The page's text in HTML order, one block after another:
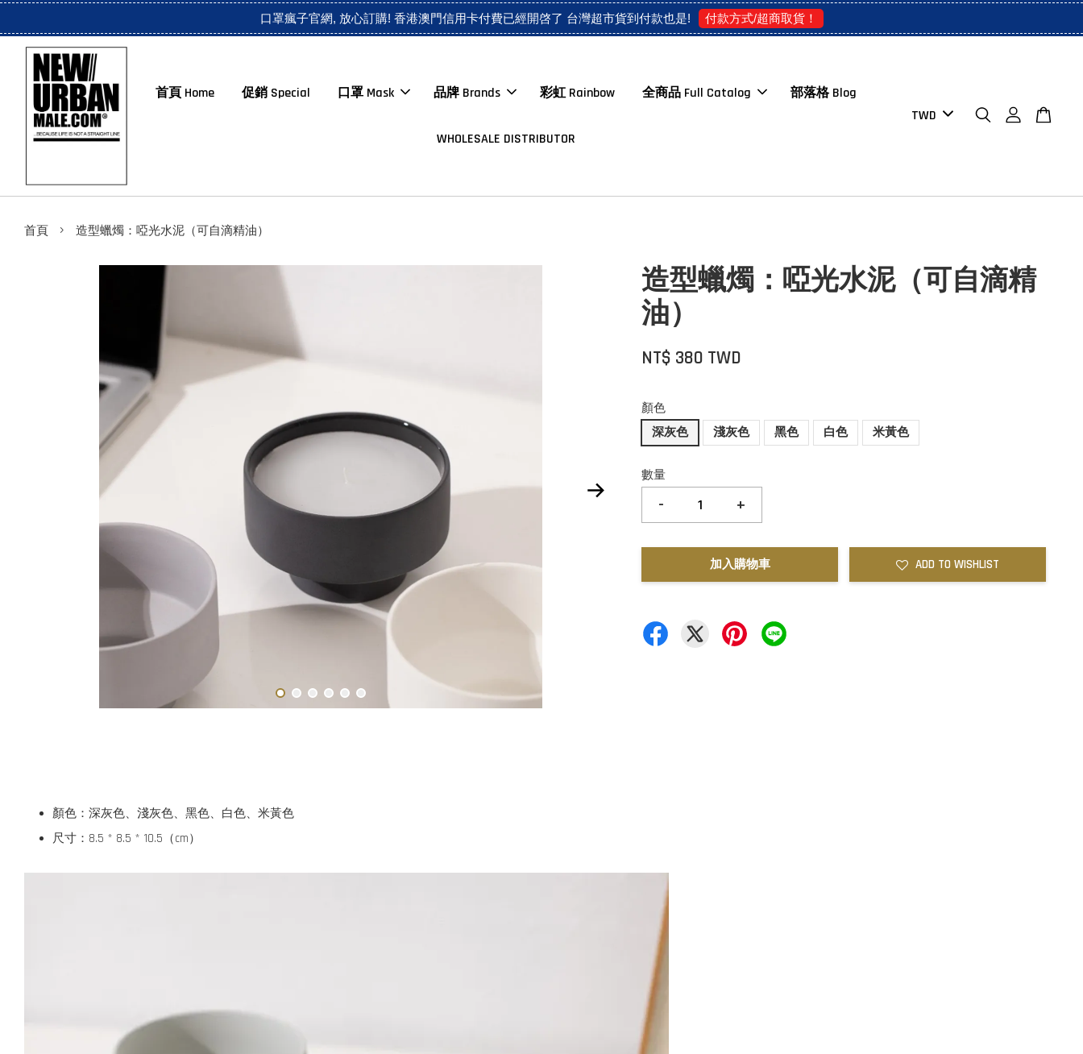
口罩瘋子官網, 放心訂購! 香港澳門信用卡付費已經開啓了 台灣超市貨到付款也是! 付款方式/超商取貨！
首頁 Home 促銷 Special 口罩 Mask 品牌 Brands 彩虹 Rainbow 全商品 Full Catalog 部落格 Blog
WHOLESALE DISTRIBUTOR
首頁 › 造型蠟燭：啞光水泥（可自滴精油）
造型蠟燭：啞光水泥（可自滴精
油）
NT$ 380 TWD
顏色
深灰色
淺灰色 黑色 白色 米黃色
數量
- +
加入購物車 ADD TO WISHLIST
顏色：深灰色、淺灰色、黑色、白色、米黃色
尺寸：8.5 * 8.5 * 10.5（cm）